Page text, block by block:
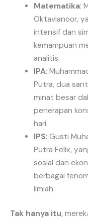
Matematika:
Oktavianoor,
intensif dan
kemampuan
analitis.
IPA:
Putra, dua
minat besar
penerapan
hari.
IPS: Gusti
Putra Felix,
sosial dan
berbagai
ilmiah.
Tak hanya itu,